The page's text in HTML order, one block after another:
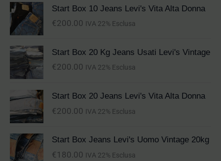
Start Box 10 Jeans Levi's Vita Alta Donna
€200.00 IVA 22% Esclusa
Start Box 20 Kg Jeans Usati Levi's Vintage
€200.00 IVA 22% Esclusa
Start Box 20 Jeans Levi's Vita Alta Donna
€200.00 IVA 22% Esclusa
Start Box Jeans Levi's Uomo Vintage 20kg
€ 180.00 IVA 22% Esclusa